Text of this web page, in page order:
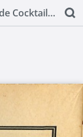
1929 L'Heure du Cocktail Recettes de Cocktails pour 1929 by MM Alimbau and Milhorat